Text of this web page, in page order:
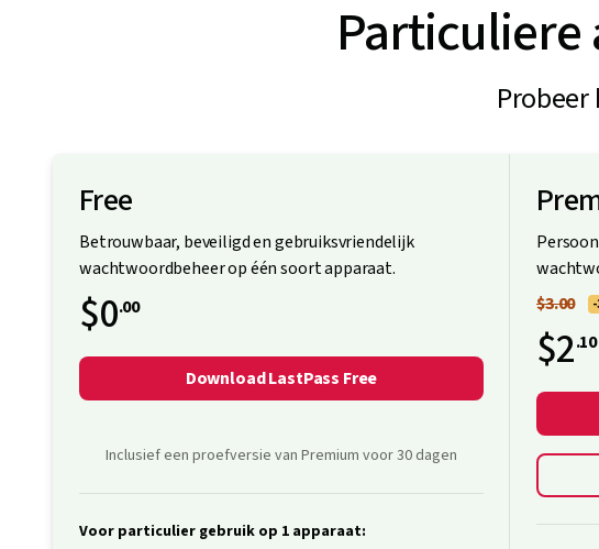
Free
Betrouwbaar, beveiligd en gebruiksvriendelijk
wachtwoordbeheer op één soort apparaat.
$0.00
Download LastPass Free
Inclusief een proefversie van Premium voor 30 dagen
Voor particulier gebruik op 1 apparaat:
$3.00
$2.10